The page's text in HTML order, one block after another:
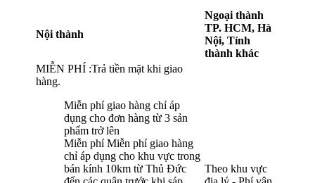
Nội thành
Ngoại thành
TP. HCM, Hà
Nội, Tỉnh
thành khác
MIỄN PHÍ :Trả tiền mặt khi giao
hàng.
Miễn phí giao hàng chỉ áp
dụng cho đơn hàng từ 3 sản
phẩm trở lên
Miễn phí Miễn phí giao hàng
chỉ áp dụng cho khu vực trong
bán kính 10km từ Thủ Đức
Theo khu vực